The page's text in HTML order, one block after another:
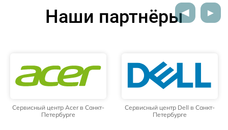
Наши партнёры
Сервисный центр Acer в Санкт-
Петербурге
Сервисный центр Dell в Санкт-
Петербурге